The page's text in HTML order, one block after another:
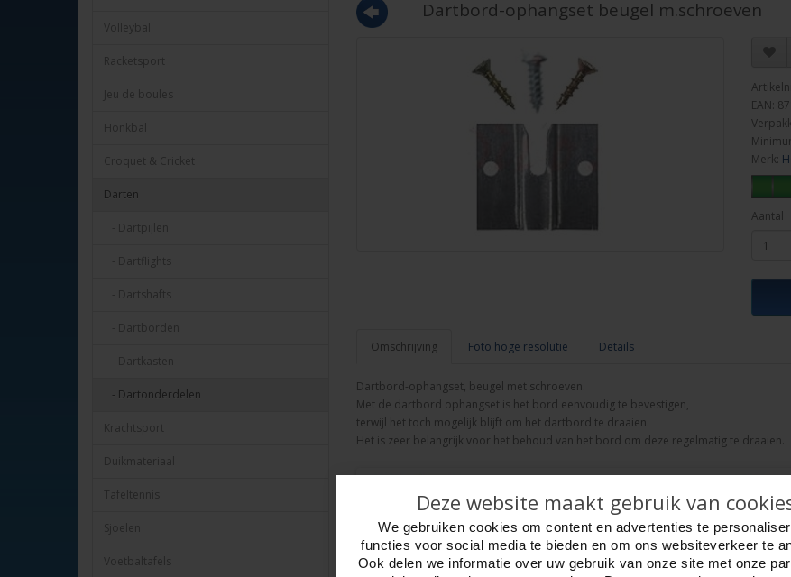
Volleybal
Racketsport
Jeu de boules
Honkbal
Croquet & Cricket
Darten
- Dartpijlen
- Dartflights
- Dartshafts
- Dartborden
- Dartkasten
- Dartonderdelen
Krachtsport
Duikmateriaal
Tafeltennis
Sjoelen
Voetbaltafels
Dartbord-ophangset beugel m.schroeven
EAN:
Merk:
Aantal
Omschrijving Foto hoge resolutie Details
Dartbord-ophangset, beugel met schroeven.
Met de dartbord ophangset is het bord eenvoudig te bevestigen,
terwijl het toch mogelijk blijft om het dartbord te draaien.
Het is zeer belangrijk voor het behoud van het bord om deze regelmatig te draaien.
Deze website maakt gebruik van
We gebruiken cookies om content en advertenties te
functies voor social media te bieden en om ons websiteverkeer te
Ook delen we informatie over uw gebruik van onze site met onze